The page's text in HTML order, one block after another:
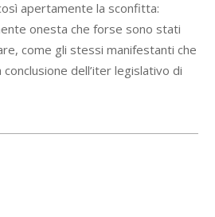
apertamente la sconfitta:
onesta che forse sono stati
come gli stessi manifestanti che
dell’iter legislativo di